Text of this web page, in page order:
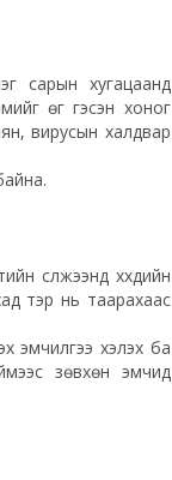
сарын хугацаанд
өг гэсэн хоног
вирусын халдвар
сүлжээнд хүүхдийн
тэр нь таарахаас
эмчилгээ хэлэх ба
зөвхөн эмчид